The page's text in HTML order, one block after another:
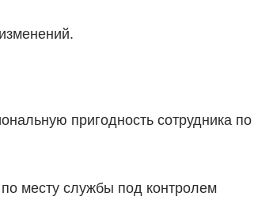
пригодность сотрудника по
месту службы под контролем